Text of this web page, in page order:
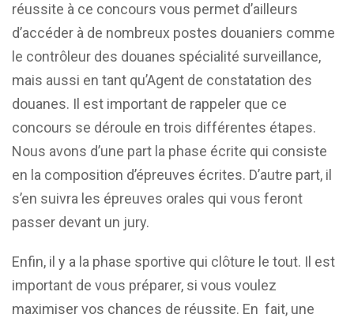
réussite à ce concours vous permet d’ailleurs
d’accéder à de nombreux postes douaniers comme
le contrôleur des douanes spécialité surveillance,
mais aussi en tant qu’Agent de constatation des
douanes. Il est important de rappeler que ce
concours se déroule en trois différentes étapes.
Nous avons d’une part la phase écrite qui consiste
en la composition d’épreuves écrites. D’autre part, il
s’en suivra les épreuves orales qui vous feront
passer devant un jury.
Enfin, il y a la phase sportive qui clôture le tout. Il est
important de vous préparer, si vous voulez
maximiser vos chances de réussite. En fait, une